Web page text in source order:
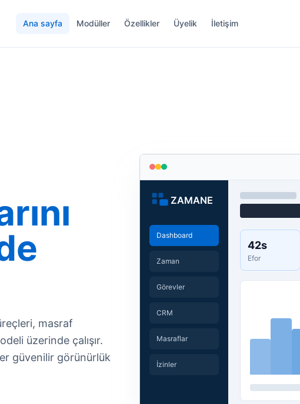
Ana sayfa Modüller Özellikler Üyelik İletişim
masraf
üzerinde çalışır.
güvenilir görünürlük
Dashboard
Zaman
Görevler
CRM
Masraflar
İzinler
42s
Efor